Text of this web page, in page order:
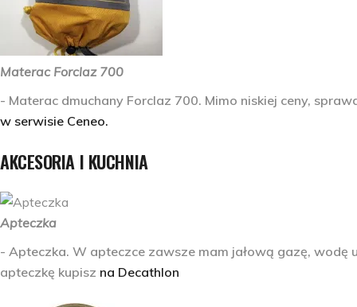
Materac Forclaz 700
- Materac dmuchany Forclaz 700. Mimo niskiej ceny,
w serwisie Ceneo.
AKCESORIA I KUCHNIA
Apteczka
- Apteczka. W apteczce zawsze mam jałową gazę,
apteczkę kupisz na Decathlon